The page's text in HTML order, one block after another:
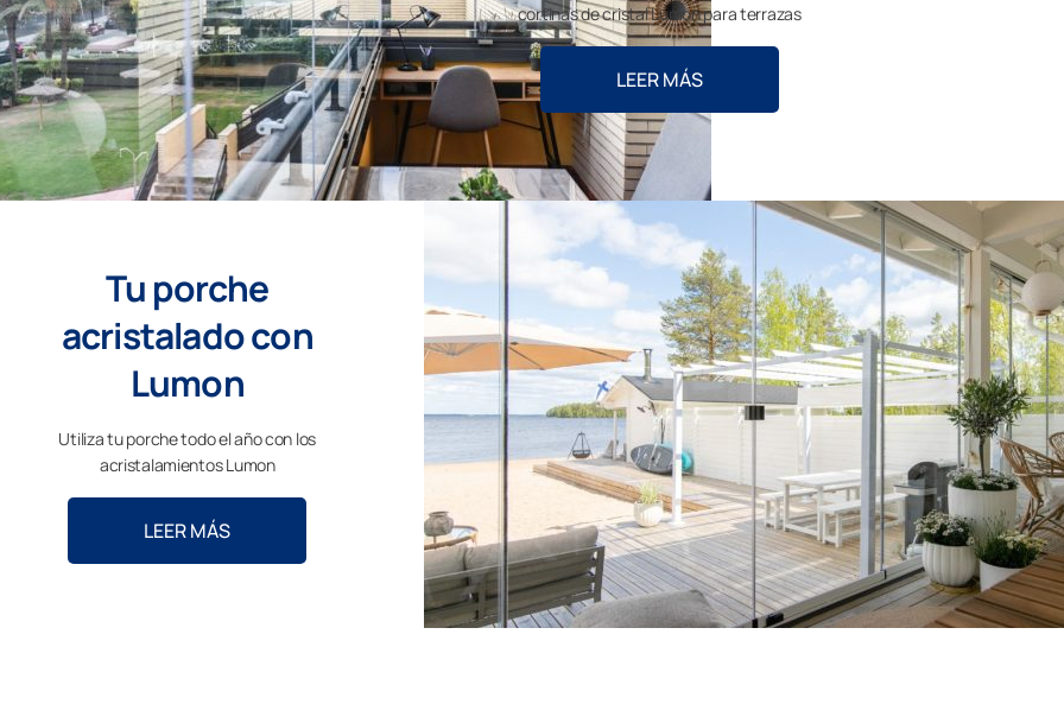
cortinas de cristal Lumon para terrazas
LEER MÁS
Tu porche
acristalado con
Lumon
Utiliza tu porche todo el año con los
acristalamientos Lumon
LEER MÁS